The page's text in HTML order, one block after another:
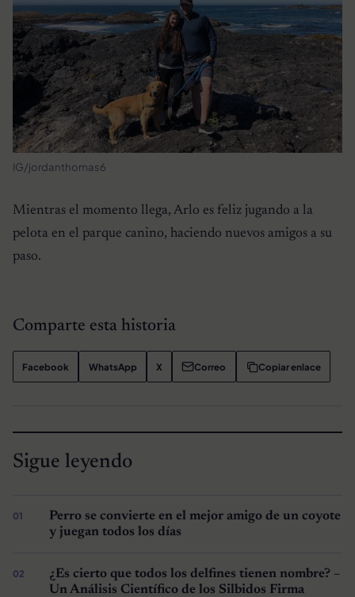
IG/jordanthomas6
Mientras el momento llega, Arlo es feliz jugando a la
pelota en el parque canino, haciendo nuevos amigos a su
paso.
Comparte esta historia
Facebook WhatsApp X Correo Copiar enlace
Sigue leyendo
Perro se convierte en el mejor amigo de un coyote
y juegan todos los días
¿Es cierto que todos los delfines tienen nombre? –
Un Análisis Científico de los Silbidos Firma